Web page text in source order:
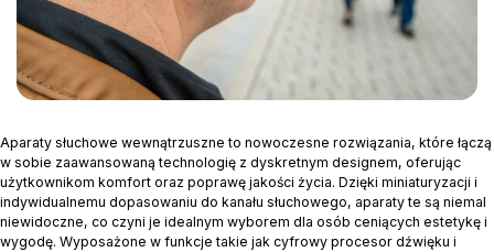
Aparaty słuchowe wewnątrzuszne to nowoczesne rozwiązania, które łączą
w sobie zaawansowaną technologię z dyskretnym designem, oferując
użytkownikom komfort oraz poprawę jakości życia. Dzięki miniaturyzacji i
indywidualnemu dopasowaniu do kanału słuchowego, aparaty te są niemal
niewidoczne, co czyni je idealnym wyborem dla osób ceniących estetykę i
wygodę. Wyposażone w funkcje takie jak cyfrowy procesor dźwięku i